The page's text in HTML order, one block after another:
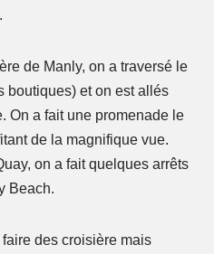
de Manly, on a traversé le
boutiques) et on est allés
On a fait une promenade le
de la magnifique vue.
on a fait quelques arrêts
Beach.
des croisière mais